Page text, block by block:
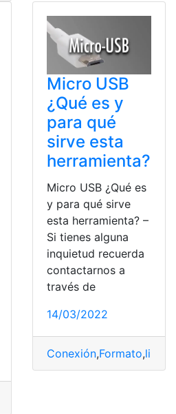
Micro USB
¿Qué es y
para qué
sirve esta
herramienta?
Micro USB ¿Qué es
y para qué sirve
esta herramienta? –
Si tienes alguna
inquietud recuerda
contactarnos a
través de
14/03/2022
Conexión,Formato,